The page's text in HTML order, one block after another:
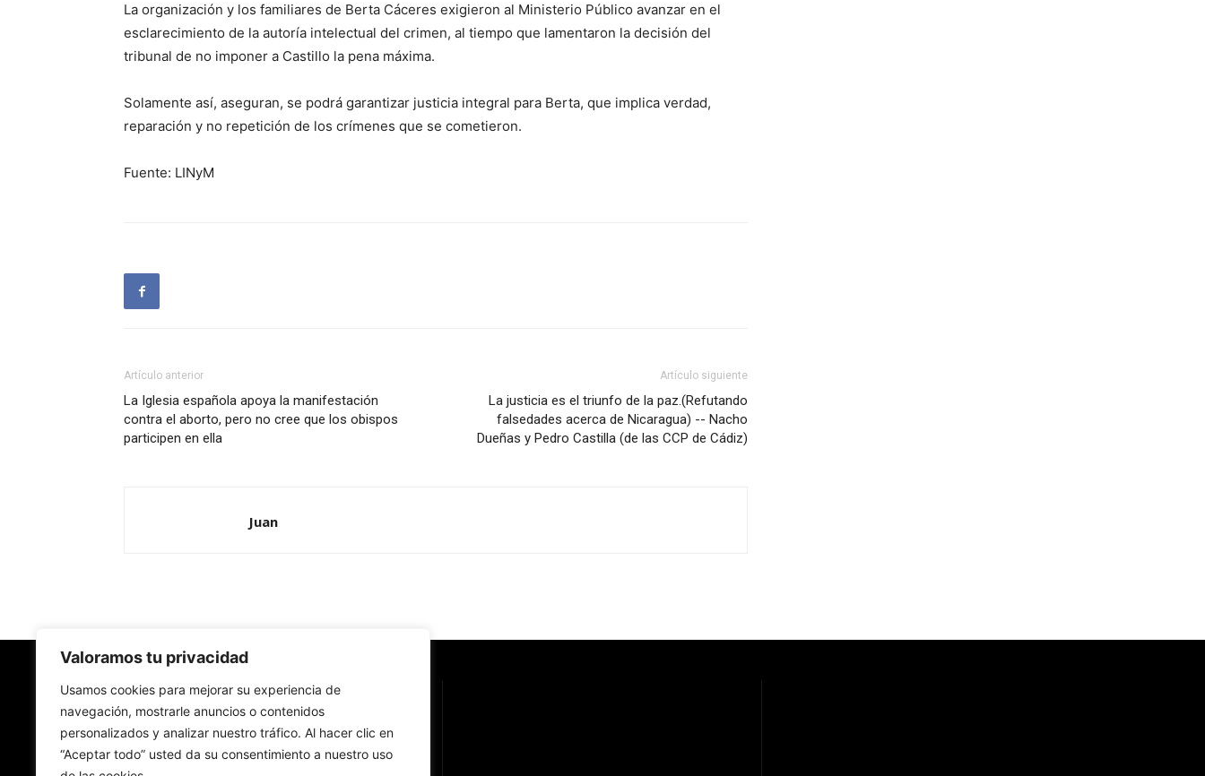
Valoramos tu privacidad
Usamos cookies para mejorar su experiencia de
navegación, mostrarle anuncios o contenidos
personalizados y analizar nuestro tráfico. Al hacer clic en
“Aceptar todo” usted da su consentimiento a nuestro uso
La organización y los familiares de Berta Cáceres exigieron al Ministerio Público avanzar en el
esclarecimiento de la autoría intelectual del crimen, al tiempo que lamentaron la decisión del
tribunal de no imponer a Castillo la pena máxima.
Solamente así, aseguran, se podrá garantizar justicia integral para Berta, que implica verdad,
reparación y no repetición de los crímenes que se cometieron.
Fuente: LINyM
Artículo anterior
La Iglesia española apoya la manifestación
contra el aborto, pero no cree que los obispos
participen en ella
Artículo siguiente
La justicia es el triunfo de la paz.(Refutando
falsedades acerca de Nicaragua) -- Nacho
Dueñas y Pedro Castilla (de las CCP de Cádiz)
Juan
Redes Cristianas
Una mirada alternativa sobre la Iglesia católica y la